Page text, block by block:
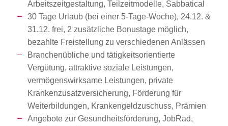
Arbeitszeitgestaltung, Teilzeitmodelle, Sabbatical
30 Tage Urlaub (bei einer 5-Tage-Woche), 24.12. &
31.12. frei, 2 zusätzliche Bonustage möglich,
bezahlte Freistellung zu verschiedenen Anlässen
Branchenübliche und tätigkeitsorientierte
Vergütung, attraktive soziale Leistungen,
vermögenswirksame Leistungen, private
Krankenzusatzversicherung, Förderung für
Weiterbildungen, Krankengeldzuschuss, Prämien
Angebote zur Gesundheitsförderung, JobRad,